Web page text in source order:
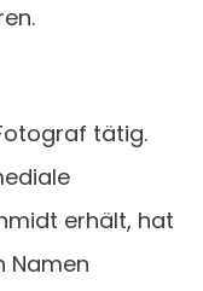
tätig.
erhält, hat
Namen